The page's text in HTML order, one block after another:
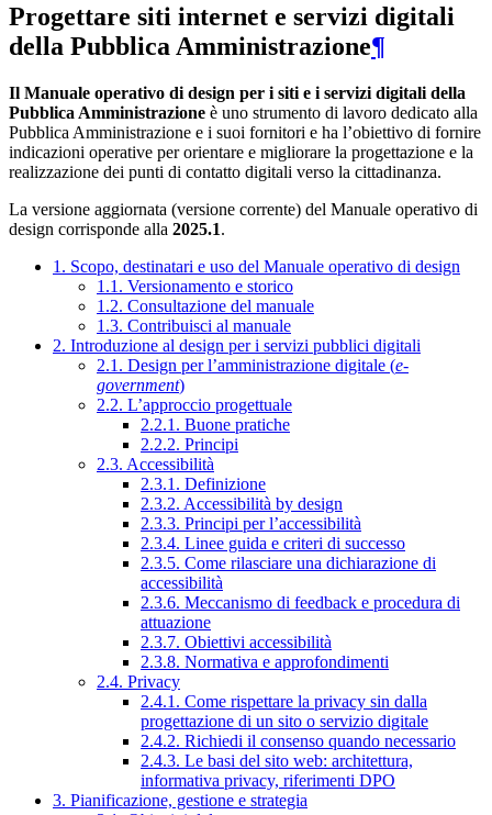
Progettare siti internet e servizi digitali
della Pubblica Amministrazione¶
Il Manuale operativo di design per i siti e i servizi digitali della
Pubblica Amministrazione è uno strumento di lavoro dedicato alla
Pubblica Amministrazione e i suoi fornitori e ha l’obiettivo di fornire
indicazioni operative per orientare e migliorare la progettazione e la
realizzazione dei punti di contatto digitali verso la cittadinanza.
La versione aggiornata (versione corrente) del Manuale operativo di
design corrisponde alla 2025.1.
1. Scopo, destinatari e uso del Manuale operativo di design
1.1. Versionamento e storico
1.2. Consultazione del manuale
1.3. Contribuisci al manuale
2. Introduzione al design per i servizi pubblici digitali
2.1. Design per l’amministrazione digitale (e-
government)
2.2. L’approccio progettuale
2.2.1. Buone pratiche
2.2.2. Principi
2.3. Accessibilità
2.3.1. Definizione
2.3.2. Accessibilità by design
2.3.3. Principi per l’accessibilità
2.3.4. Linee guida e criteri di successo
2.3.5. Come rilasciare una dichiarazione di
accessibilità
2.3.6. Meccanismo di feedback e procedura di
attuazione
2.3.7. Obiettivi accessibilità
2.3.8. Normativa e approfondimenti
2.4. Privacy
2.4.1. Come rispettare la privacy sin dalla
progettazione di un sito o servizio digitale
2.4.2. Richiedi il consenso quando necessario
2.4.3. Le basi del sito web: architettura,
informativa privacy, riferimenti DPO
3. Pianificazione, gestione e strategia